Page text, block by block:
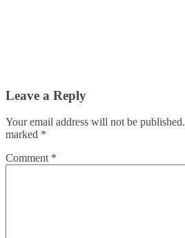
Leave a Reply
Your email address will not be published.
marked *
Comment *